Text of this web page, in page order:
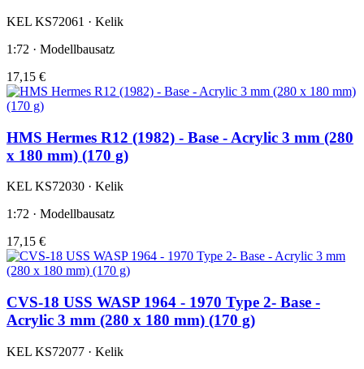
KEL KS72061 · Kelik
1:72 · Modellbausatz
17,15 €
HMS Hermes R12 (1982) - Base - Acrylic 3 mm (280
x 180 mm) (170 g)
KEL KS72030 · Kelik
1:72 · Modellbausatz
17,15 €
CVS-18 USS WASP 1964 - 1970 Type 2- Base -
Acrylic 3 mm (280 x 180 mm) (170 g)
KEL KS72077 · Kelik